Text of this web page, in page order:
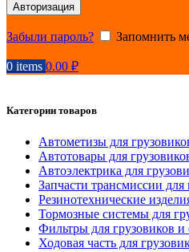
Авторизация
Забыли пароль? Запомнить
0 items 0.00 ₽
Категории товаров
Автометизы для
Автотовары для
Автоэлектрика для
Запчасти трансмиссии
Резинотехнические
Тормозные системы для
Фильтры для грузовиков и
Ходовая часть для